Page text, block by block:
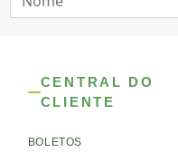
CENTRAL DO
CLIENTE
BOLETOS